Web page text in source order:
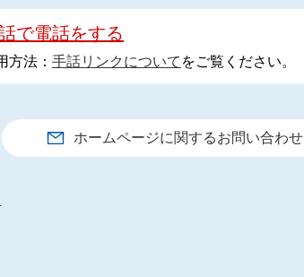
で電話をする
方法： 手話リンクについて をご覧ください。
ホームページに関するお問い合わせ